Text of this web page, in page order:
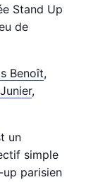
Stand Up
de
Benoît,
,
un
simple
parisien